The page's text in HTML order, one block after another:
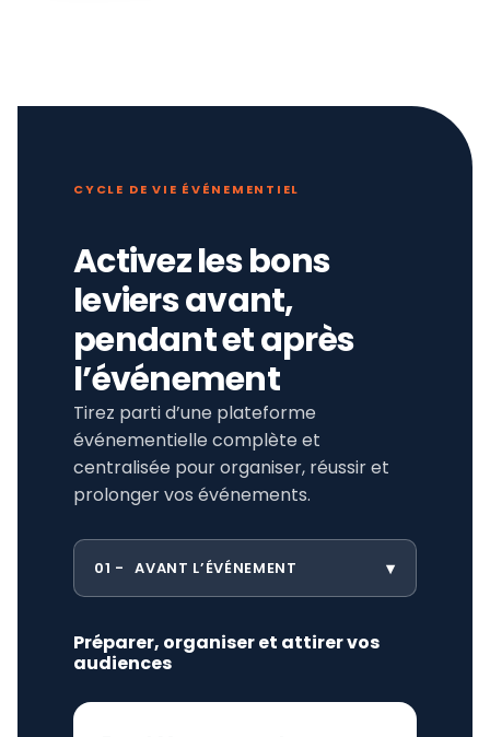
CYCLE DE VIE ÉVÉNEMENTIEL
Activez les bons
leviers avant,
pendant et après
l’événement
Tirez parti d’une plateforme
événementielle complète et
centralisée pour organiser, réussir et
prolonger vos événements.
01 AVANT L’ÉVÉNEMENT
Préparer, organiser et attirer vos
audiences